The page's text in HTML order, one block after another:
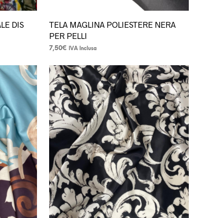
DIS
TELA MAGLINA POLIESTERE NERA
PER PELLI
7,50€ IVA Inclusa